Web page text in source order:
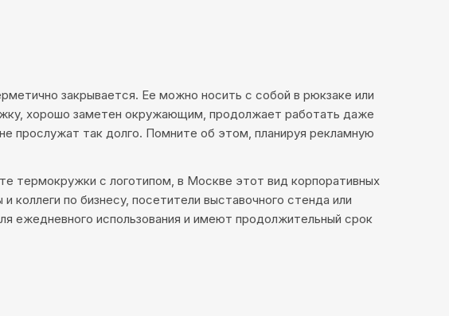
закрывается. Ее можно носить с собой в рюкзаке или
хорошо заметен окружающим, продолжает работать даже
прослужат так долго. Помните об этом, планируя рекламную
термокружки с логотипом, в Москве этот вид корпоративных
по бизнесу, посетители выставочного стенда или
ежедневного использования и имеют продолжительный срок